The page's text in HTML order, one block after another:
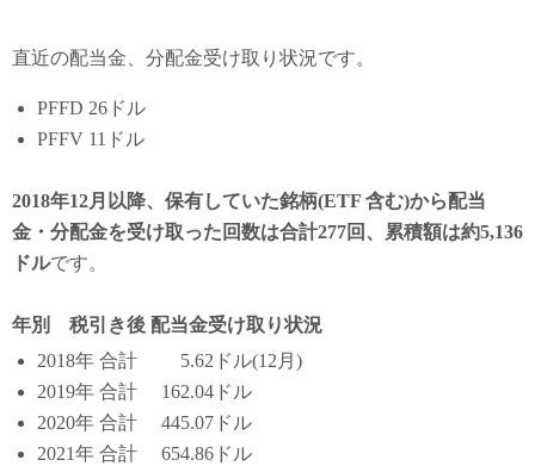
直近の配当金、分配金受け取り状況です。
PFFD 26ドル
PFFV 11ドル
2018年12月以降、保有していた銘柄(ETF 含む)から配当
金・分配金を受け取った回数は合計277回、累積額は約5,136
ドルです。
年別 税引き後 配当金受け取り状況
2018年 合計 5.62ドル(12月)
2019年 合計 162.04ドル
2020年 合計 445.07ドル
2021年 合計 654.86ドル